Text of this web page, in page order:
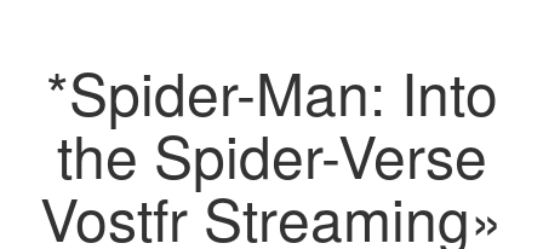
*Spider-Man: Into
the Spider-Verse
Vostfr Streaming»